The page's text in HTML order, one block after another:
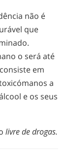
não é
que
o será até
em
a
e os seus
livre de drogas.